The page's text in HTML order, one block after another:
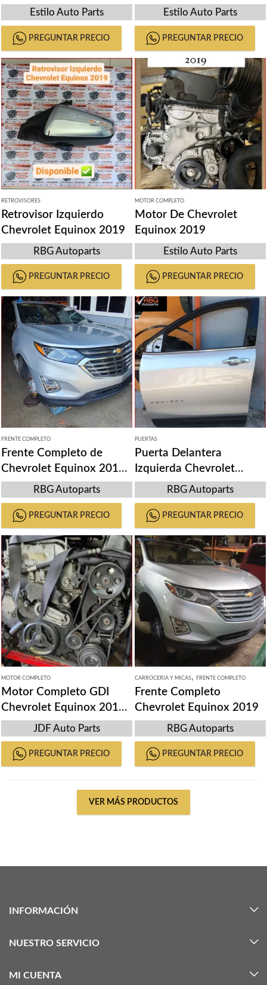
Estilo Auto Parts
PREGUNTAR PRECIO
Estilo Auto Parts
PREGUNTAR PRECIO
RETROVISORES
Retrovisor Izquierdo
Chevrolet Equinox 2019
RBG Autoparts
PREGUNTAR PRECIO
MOTOR COMPLETO
Motor De Chevrolet
Equinox 2019
Estilo Auto Parts
PREGUNTAR PRECIO
FRENTE COMPLETO
Frente Completo de
Chevrolet Equinox 2019-
2021
RBG Autoparts
PREGUNTAR PRECIO
PUERTAS
Puerta Delantera
Izquierda Chevrolet
Equinox 2018-2019
RBG Autoparts
PREGUNTAR PRECIO
MOTOR COMPLETO
Motor Completo GDI
Chevrolet Equinox 2010-
2016 JDF Auto Parts
PREGUNTAR PRECIO
CARROCERIA Y MICAS, FRENTE COMPLETO
Frente Completo
Chevrolet Equinox 2019
RBG Autoparts
PREGUNTAR PRECIO
VER MÁS PRODUCTOS
INFORMACIÓN
NUESTRO SERVICIO
MI CUENTA